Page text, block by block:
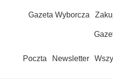
Gazeta Wyborcza
Poczta Newsletter